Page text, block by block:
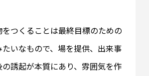
つくることは最終目標のための
いなもので、場を提供、出来事
誘起が本質にあり、雰囲気を作